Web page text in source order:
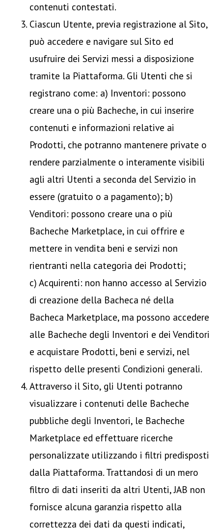
contenuti contestati.
Ciascun Utente, previa registrazione al Sito,
può accedere e navigare sul Sito ed
usufruire dei Servizi messi a disposizione
tramite la Piattaforma. Gli Utenti che si
registrano come: a) Inventori: possono
creare una o più Bacheche, in cui inserire
contenuti e informazioni relative ai
Prodotti, che potranno mantenere private o
rendere parzialmente o interamente visibili
agli altri Utenti a seconda del Servizio in
essere (gratuito o a pagamento); b)
Venditori: possono creare una o più
Bacheche Marketplace, in cui offrire e
mettere in vendita beni e servizi non
rientranti nella categoria dei Prodotti;
c) Acquirenti: non hanno accesso al Servizio
di creazione della Bacheca né della
Bacheca Marketplace, ma possono accedere
alle Bacheche degli Inventori e dei Venditori
e acquistare Prodotti, beni e servizi, nel
rispetto delle presenti Condizioni generali.
Attraverso il Sito, gli Utenti potranno
visualizzare i contenuti delle Bacheche
pubbliche degli Inventori, le Bacheche
Marketplace ed effettuare ricerche
personalizzate utilizzando i filtri predisposti
dalla Piattaforma. Trattandosi di un mero
filtro di dati inseriti da altri Utenti, JAB non
fornisce alcuna garanzia rispetto alla
correttezza dei dati da questi indicati,